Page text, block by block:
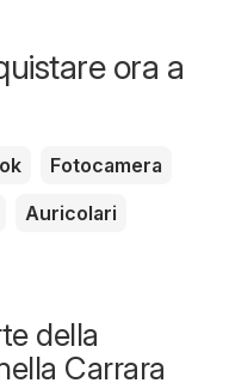
ora a
Fotocamera
Auricolari
della
Carrara